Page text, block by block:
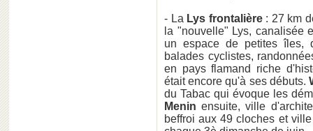
- La Lys frontalière: 27 km
la "nouvelle" Lys, canalisée
un espace de petites îles,
balades cyclistes,
en pays flamand riche
était encore qu'à ses débuts.
du Tabac qui évoque les
Menin ensuite, ville
beffroi aux 49 cloches et